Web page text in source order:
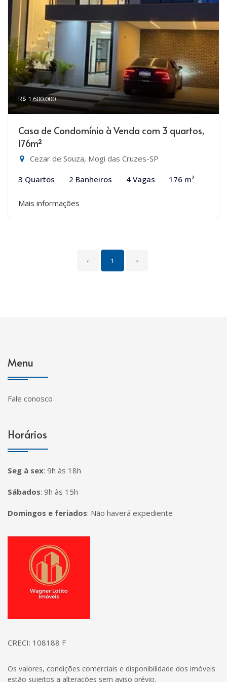
R$ 1.600.000
Casa de Condomínio à Venda com 3 quartos,
176m²
Cezar de Souza, Mogi das Cruzes-SP
3 Quartos 2 Banheiros 4 Vagas 176 m²
Mais informações
‹ 1 ›
Menu
Fale conosco
Horários
Seg à sex: 9h às 18h
Sábados: 9h às 15h
Domingos e feriados: Não haverá expediente
Página inicial
CRECI: 108188 F
Os valores, condições comerciais e disponibilidade dos imóveis
estão sujeitos a alterações sem aviso prévio.